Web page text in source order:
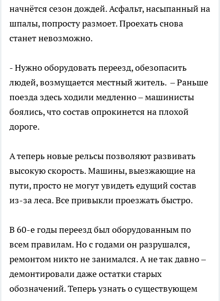
начнётся сезон дождей. Асфальт, насыпанный на
шпалы, попросту размоет. Проехать снова
станет невозможно.
- Нужно оборудовать переезд, обезопасить
людей, возмущается местный житель. – Раньше
поезда здесь ходили медленно – машинисты
боялись, что состав опрокинется на плохой
дороге.
А теперь новые рельсы позволяют развивать
высокую скорость. Машины, выезжающие на
пути, просто не могут увидеть едущий состав
из-за леса. Все привыкли проезжать быстро.
В 60-е годы переезд был оборудованным по
всем правилам. Но с годами он разрушался,
ремонтом никто не занимался. А не так давно –
демонтировали даже остатки старых
обозначений. Теперь узнать о существующем